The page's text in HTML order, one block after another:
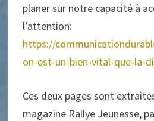
planer sur notre capacité à
l’attention:
https://
on-est-un-bien-vital-que-la-
Ces deux pages sont
magazine Rallye Jeunesse,